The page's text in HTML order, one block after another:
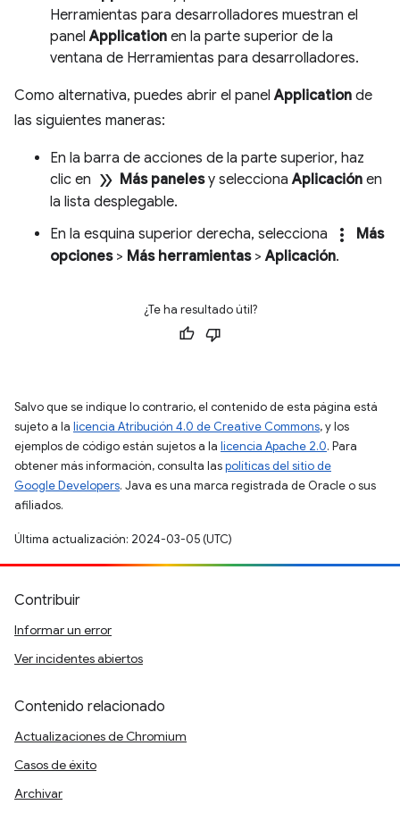
Herramientas para desarrolladores muestran el
panelApplication en la parte superior de la
ventana de Herramientas para desarrolladores.
Como alternativa, puedes abrir el panelApplication de
las siguientes maneras:
En la barra de acciones de la parte superior, haz
clic en double_arrow Más panelesy seleccionaAplicación en
la lista desplegable.
En la esquina superior derecha, selecciona
more_vert
Más
opciones> Más herramientas>Aplicación.
¿Te ha resultado útil?
Salvo que se indique lo contrario, el contenido de esta página está
sujeto a la licencia Atribución 4.0 de Creative Commons, y los
ejemplos de código están sujetos a la licencia Apache 2.0. Para
obtener más información, consulta laspolíticas del sitio de
Google Developers. Java es una marca registrada de Oracle o sus
afiliados.
Última actualización: 2024-03-05 (UTC)
Contribuir
Informar un error
Ver incidentes abiertos
Contenido relacionado
Actualizaciones de Chromium
Casos de éxito
Archivar